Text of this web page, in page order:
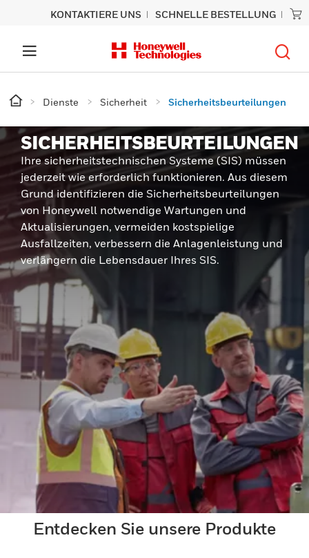
KONTAKTIERE UNS SCHNELLE BESTELLUNG
Dienste Sicherheit Sicherheitsbeurteilungen
SICHERHEITSBEURTEILUNGEN
Ihre sicherheitstechnischen Systeme (SIS) müssen
jederzeit wie erforderlich funktionieren. Aus diesem
Grund identifizieren die Sicherheitsbeurteilungen
von Honeywell notwendige Wartungen und
Aktualisierungen, vermeiden kostspielige
Ausfallzeiten, verbessern die Anlagenleistung und
verlängern die Lebensdauer Ihres SIS.
Entdecken Sie unsere Produkte